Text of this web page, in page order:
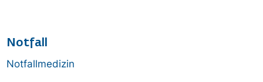
Notfall
Notfallmedizin